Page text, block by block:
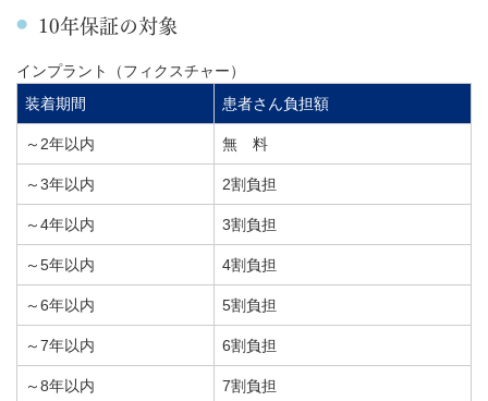
10年保証の対象
インプラント（フィクスチャー）
装着期間
患者さん負担額
～2年以内 無 料
～3年以内 2割負担
～4年以内 3割負担
～5年以内 4割負担
～6年以内 5割負担
～7年以内 6割負担
～8年以内 7割負担